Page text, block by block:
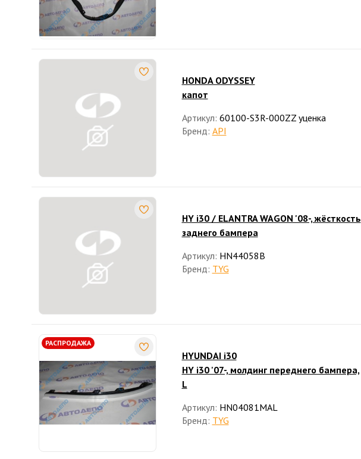
HONDA ODYSSEY
капот
Артикул: 60100-S3R-000ZZ уценка
Бренд: API
HY i30 / ELANTRA WAGON '08-, жёсткость
заднего бампера
Артикул: HN44058B
Бренд: TYG
РАСПРОДАЖА
HYUNDAI i30
HY i30 '07-, молдинг переднего бампера,
L
Артикул: HN04081MAL
Бренд: TYG